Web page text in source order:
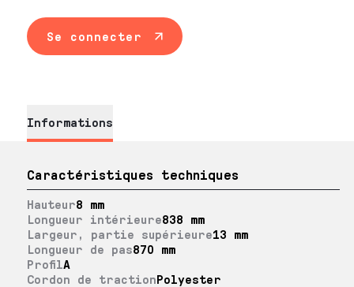
Se connecter
Informations
Caractéristiques techniques
Hauteur8 mm
Longueur intérieure838 mm
Largeur, partie supérieure13 mm
Longueur de pas870 mm
ProfilA
Cordon de tractionPolyester